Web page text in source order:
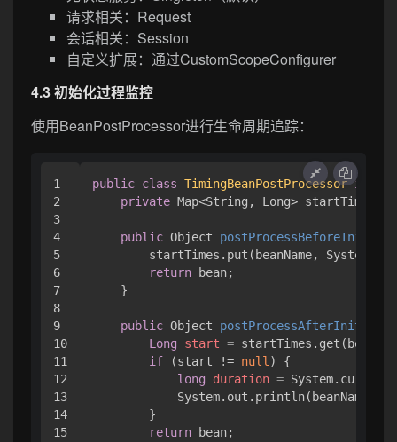
请求相关：Request
会话相关：Session
自定义扩展：通过CustomScopeConfigurer
4.3 初始化过程监控
使用BeanPostProcessor进行生命周期追踪：
1
2
3
4
5
6
7
8
9
10
11
12
13
14
15
public class TimingBeanPostProcessor
private Map<String, Long> startTimes =
public Object
startTimes.put(beanName,
return bean;
    }
public Object
Long
start =
if (start != null ) {
long
duration =
            System.out.println(beanName +
        }
return bean;